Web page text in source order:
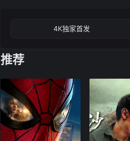
4K独家首发
推荐